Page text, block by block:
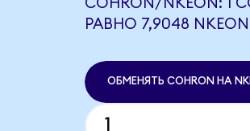
COHRON/NKEON: 1
РАВНО 7,9048 NKEON
ОБМЕНЯТЬ COHRON НА